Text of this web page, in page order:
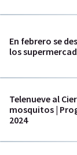
En febrero se
los
Telenueve al
mosquitos |
2024